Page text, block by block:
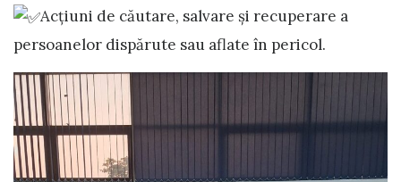
Acțiuni de căutare, salvare și recuperare a
persoanelor dispărute sau aflate în pericol.